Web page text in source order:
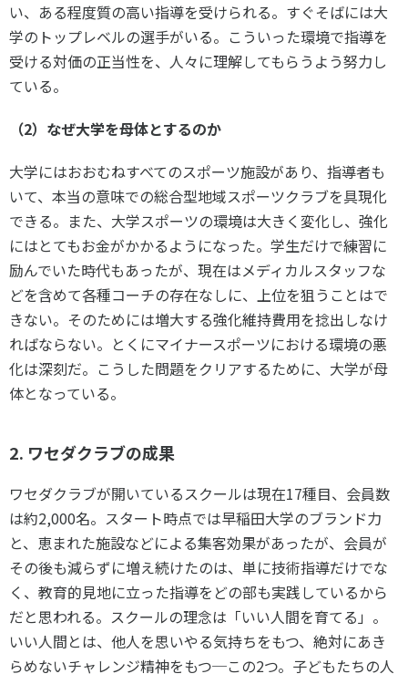
い、ある程度質の高い指導を受けられる。すぐそばには大
学のトップレベルの選手がいる。こういった環境で指導を
受ける対価の正当性を、人々に理解してもらうよう努力し
ている。
（2）なぜ大学を母体とするのか
大学にはおおむねすべてのスポーツ施設があり、指導者も
いて、本当の意味での総合型地域スポーツクラブを具現化
できる。また、大学スポーツの環境は大きく変化し、強化
にはとてもお金がかかるようになった。学生だけで練習に
励んでいた時代もあったが、現在はメディカルスタッフな
どを含めて各種コーチの存在なしに、上位を狙うことはで
きない。そのためには増大する強化維持費用を捻出しなけ
ればならない。とくにマイナースポーツにおける環境の悪
化は深刻だ。こうした問題をクリアするために、大学が母
体となっている。
2. ワセダクラブの成果
ワセダクラブが開いているスクールは現在17種目、会員数
は約2,000名。スタート時点では早稲田大学のブランド力
と、恵まれた施設などによる集客効果があったが、会員が
その後も減らずに増え続けたのは、単に技術指導だけでな
く、教育的見地に立った指導をどの部も実践しているから
だと思われる。スクールの理念は「いい人間を育てる」。
いい人間とは、他人を思いやる気持ちをもつ、絶対にあき
らめないチャレンジ精神をもつ─この2つ。子どもたちの人